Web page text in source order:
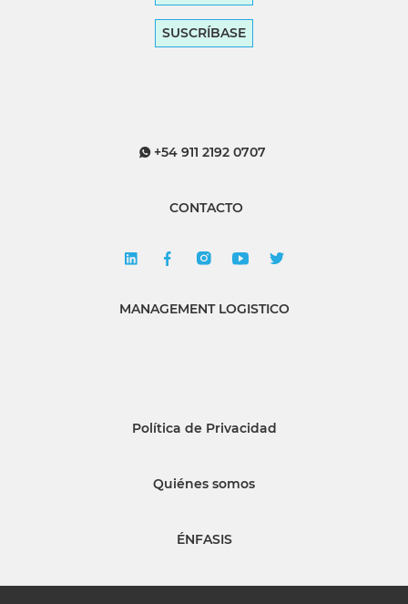
SUSCRÍBASE
+54 911 2192 0707
CONTACTO
MANAGEMENT LOGISTICO
Política de Privacidad
Quiénes somos
ÉNFASIS